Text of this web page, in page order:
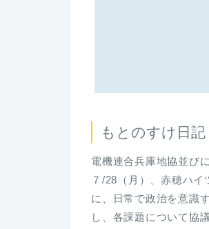
もとのすけ日記
電機連合兵庫地協並び
７/28（月）、赤穂ハ
に、日常で政治を意識
し、各課題について協